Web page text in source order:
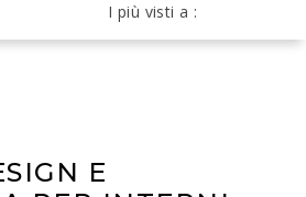
I più visti a :
E